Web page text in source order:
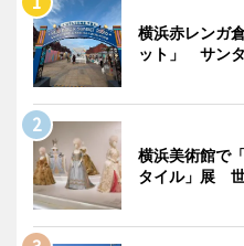
横浜赤レンガ
ット」 サン
横浜美術館で
タイル」展